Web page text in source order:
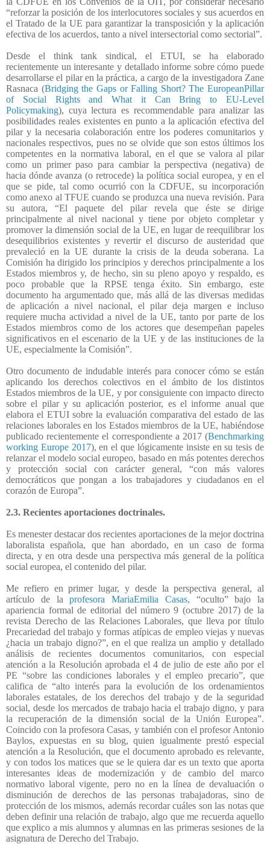
“reforzar la posición de los interlocutores sociales y sus acuerdos en
el Tratado de la UE para garantizar la transposición y la aplicación
efectiva de los acuerdos, tanto a nivel intersectorial como sectorial”.
Desde el think tank sindical, el ETUI, se ha elaborado
recientemente un interesante y detallado informe sobre cómo puede
desarrollarse el pilar en la práctica, a cargo de la investigadora Zane
Rasnaca (Bridging the Gaps or Falling Short? The EuropeanPillar
of Social Rights and What it Can Bring to EU-Level
Policymaking), cuya lectura es recommendable para analizar las
posibilidades reales existentes en punto a la aplicación efectiva del
pilar y la necesaria colaboración entre los poderes comunitarios y
nacionales respectivos, pues no se olvide que son estos últimos los
competentes en la normativa laboral, en el que se valora al pilar
como un primer paso para cambiar la perspectiva (negativa) de
hacia dónde avanza (o retrocede) la política social europea, y en el
que se pide, tal como ocurrió con la CDFUE, su incorporación
como anexo al TFUE cuando se produzca una nueva revisión. Para
su autora, “El paquete del pilar revela que éste se dirige
principalmente al nivel nacional y tiene por objeto completar y
promover la dimensión social de la UE, en lugar de reequilibrar los
desequilibrios existentes y revertir el discurso de austeridad que
prevaleció en la UE durante la crisis de la deuda soberana. La
Comisión ha dirigido los principios y derechos principalmente a los
Estados miembros y, de hecho, sin su pleno apoyo y respaldo, es
poco probable que la RPSE tenga éxito. Sin embargo, este
documento ha argumentado que, más allá de las diversas medidas
de aplicación a nivel nacional, el pilar deja margen e incluso
requiere mucha actividad a nivel de la UE, tanto por parte de los
Estados miembros como de los actores que desempeñan papeles
significativos en el escenario de la UE y de las instituciones de la
UE, especialmente la Comisión”.
Otro documento de indudable interés para conocer cómo se están
aplicando los derechos colectivos en el ámbito de los distintos
Estados miembros de la UE, y por consiguiente con impacto directo
sobre el pilar y su aplicación posterior, es el informe anual que
elabora el ETUI sobre la evaluación comparativa del estado de las
relaciones laborales en los Estados miembros de la UE, habiéndose
publicado recientemente el correspondiente a 2017 (Benchmarking
working Europe 2017), en el que lógicamente insiste en su tesis de
relanzar el modelo social europeo, basado en más potentes derechos
y protección social con carácter general, “con más valores
democráticos que pongan a los trabajadores y ciudadanos en el
corazón de Europa”.
2.3. Recientes aportaciones doctrinales.
Es menester destacar dos recientes aportaciones de la mejor doctrina
laboralista española, que han abordado, en un caso de forma
directa, y en otra desde una perspectiva más general de la política
social europea, el contenido del pilar.
Me refiero en primer lugar, y desde la perspectiva general, al
artículo de laprofesora MariaEmilia Casas, “oculto” bajo la
apariencia formal de editorial del número 9 (octubre 2017) de la
revista Derecho de las Relaciones Laborales, que lleva por título
Precariedad del trabajo y formas atípicas de empleo viejas y nuevas
¿hacia un trabajo digno?”, en el que realiza un amplio y detallado
análisis de recientes documentos comunitarios, con especial
atención a la Resolución aprobada el 4 de julio de este año por el
PE “sobre las condiciones laborales y el empleo precario”, que
califica de “alto interés para la evolución de los ordenamientos
laborales estatales, de los derechos del trabajo y de la seguridad
social, desde los mercados de trabajo hacia el trabajo digno, y para
la recuperación de la dimensión social de la Unión Europea”.
Coincido con la profesora Casas, y también con el profesor Antonio
Baylos, expuestas en su blog, quien igualmente prestó especial
atención a la Resolución, que el documento aprobado es relevante,
y con todos los matices que se le quiera dar es un texto que aporta
interesantes ideas de modernización y de cambio del marco
normativo laboral vigente, pero no en la línea de devaluación o
disminución de derechos de las personas trabajadoras, sino de
protección de los mismos, además recordar cuáles son las notas que
deben definir una relación de trabajo, algo que me recuerda aquello
que explico a mis alumnos y alumnas en las primeras sesiones de la
asignatura de Derecho del Trabajo.